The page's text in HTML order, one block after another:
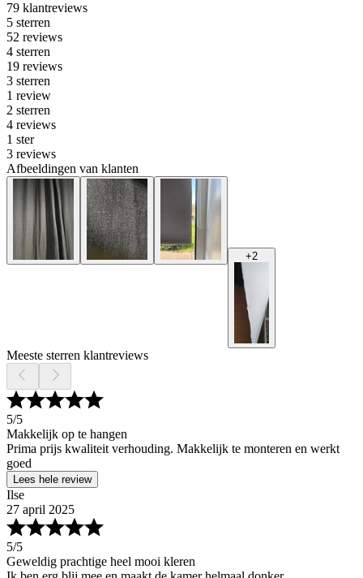
79 klantreviews
5 sterren
52 reviews
4 sterren
19 reviews
3 sterren
1 review
2 sterren
4 reviews
1 ster
3 reviews
Afbeeldingen van klanten
+2
Meeste sterren klantreviews
5/5
Makkelijk op te hangen
Prima prijs kwaliteit verhouding. Makkelijk te monteren en werkt
goed
Lees hele review
Ilse
27 april 2025
5/5
Geweldig prachtige heel mooi kleren